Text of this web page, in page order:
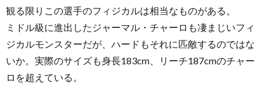
観る限りこの選手のフィジカルは相当なものがある。
ミドル級に進出したジャーマル・チャーロも凄まじいフィ
ジカルモンスターだが、ハードもそれに匹敵するのではな
いか。実際のサイズも身長183cm、リーチ187cmのチャー
ロを超えている。